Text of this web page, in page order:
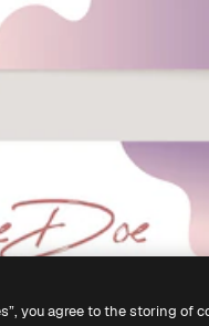
you agree to the storing of